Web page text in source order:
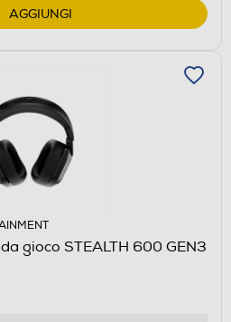
AGGIUNGI
gioco STEALTH 600 GEN3